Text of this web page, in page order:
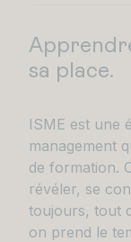
sa place.
ISME est une
management
de formation.
révéler, se
toujours, tout
on prend le